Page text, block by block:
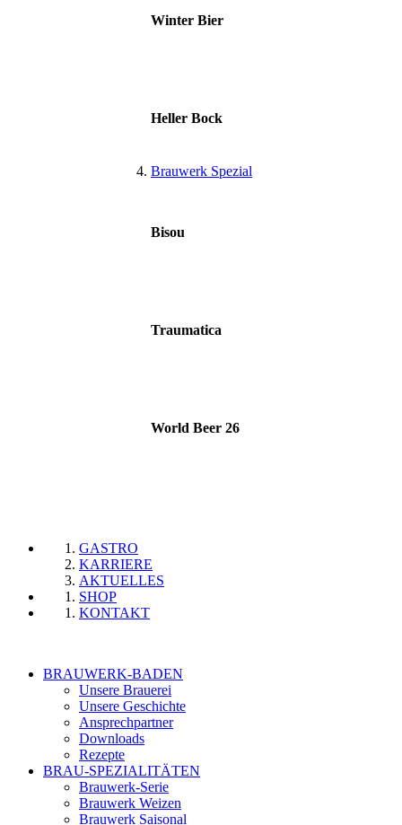
Winter Bier
Heller Bock
Brauwerk Spezial
Bisou
Traumatica
World Beer 26
GASTRO
KARRIERE
AKTUELLES
SHOP
KONTAKT
BRAUWERK-BADEN
Unsere Brauerei
Unsere Geschichte
Ansprechpartner
Downloads
Rezepte
BRAU-SPEZIALITÄTEN
Brauwerk-Serie
Brauwerk Weizen
Brauwerk Saisonal